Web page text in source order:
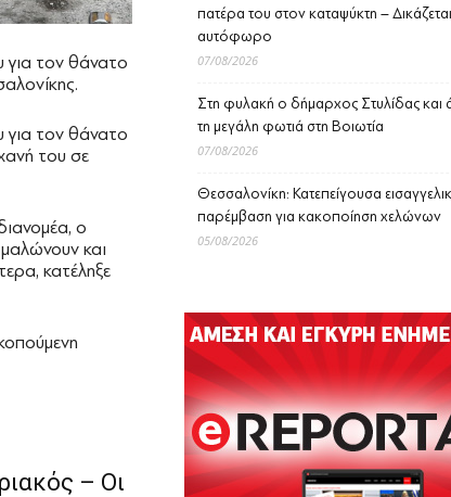
για τον θάνατο
για τον θάνατο
του σε
ο
και
κατέληξε
– Οι
πατέρα του στον καταψύκτη –
αυτόφωρο
07/08/2026
Στη φυλακή ο δήμαρχος Στυλίδας και
τη μεγάλη φωτιά στη Βοιωτία
07/08/2026
Θεσσαλονίκη: Κατεπείγουσα
παρέμβαση για κακοποίηση χελώνων
05/08/2026